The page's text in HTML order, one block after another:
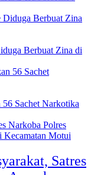
Berbuat Zina di
Sachet Narkotika
Satres